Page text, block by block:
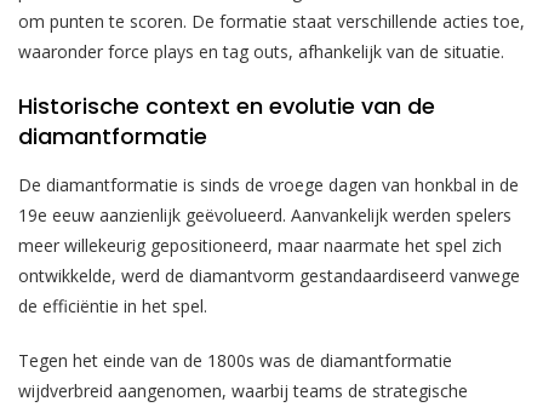
om punten te scoren. De formatie staat verschillende acties toe,
waaronder force plays en tag outs, afhankelijk van de situatie.
Historische context en evolutie van de
diamantformatie
De diamantformatie is sinds de vroege dagen van honkbal in de
19e eeuw aanzienlijk geëvolueerd. Aanvankelijk werden spelers
meer willekeurig gepositioneerd, maar naarmate het spel zich
ontwikkelde, werd de diamantvorm gestandaardiseerd vanwege
de efficiëntie in het spel.
Tegen het einde van de 1800s was de diamantformatie
wijdverbreid aangenomen, waarbij teams de strategische